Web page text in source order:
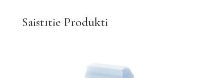
daudzums
Saistītie Produkti